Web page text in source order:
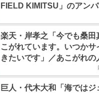
FIELD KIMITSU」のアン
楽天・岸孝之「今でも桑田
こがれています。いつかサ
きたいです」／あこがれの
巨人・代木大和「海ではジ